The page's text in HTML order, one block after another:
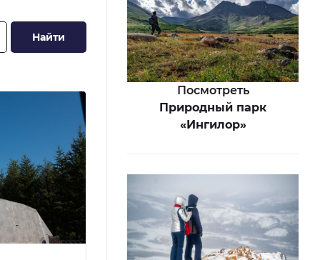
Найти
Посмотреть
Природный парк
«Ингилор»